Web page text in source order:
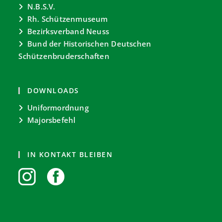
N.B.S.V.
Rh. Schützenmuseum
Bezirksverband Neuss
Bund der Historischen Deutschen
Schützenbruderschaften
DOWNLOADS
Uniformordnung
Majorsbefehl
IN KONTAKT BLEIBEN